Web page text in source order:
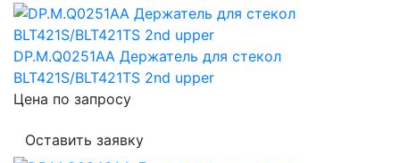
DP.M.Q0251AA Держатель для стекол
BLT421S/BLT421TS 2nd upper
Цена по запросу
Оставить заявку